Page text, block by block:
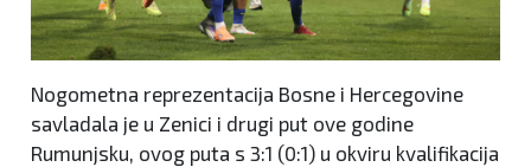
Nogometna reprezentacija Bosne i Hercegovine
savladala je u Zenici i drugi put ove godine
Rumunjsku, ovog puta s 3:1 (0:1) u okviru kvalifikacija